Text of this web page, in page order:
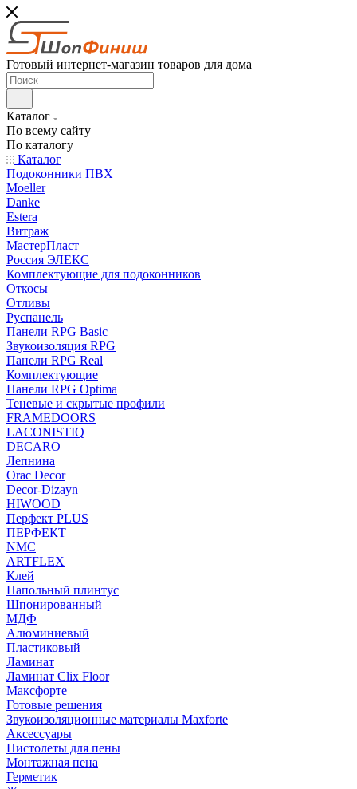
Готовый интернет-магазин товаров для дома
Каталог
По всему сайту
По каталогу
Каталог
Подоконники ПВХ
Moeller
Danke
Estera
Витраж
МастерПласт
Россия ЭЛЕКС
Комплектующие для подоконников
Откосы
Отливы
Руспанель
Панели RPG Basic
Звукоизоляция RPG
Панели RPG Real
Комплектующие
Панели RPG Optima
Теневые и скрытые профили
FRAMEDOORS
LACONISTIQ
DECARO
Лепнина
Orac Decor
Decor-Dizayn
HIWOOD
Перфект PLUS
ПЕРФЕКТ
NMC
ARTFLEX
Клей
Напольный плинтус
Шпонированный
МДФ
Алюминиевый
Пластиковый
Ламинат
Ламинат Clix Floor
Максфорте
Готовые решения
Звукоизоляционные материалы Maxforte
Аксессуары
Пистолеты для пены
Монтажная пена
Герметик